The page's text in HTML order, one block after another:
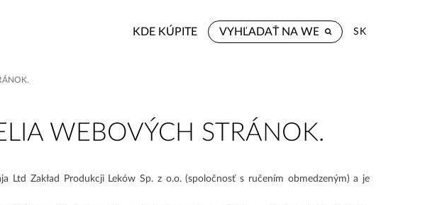
KDE KÚPITE SK
WEBOVÝCH STRÁNOK.
Ltd Zakład Produkcji Leków Sp. z o.o. (spoločnosť s ručením obmedzeným) a je